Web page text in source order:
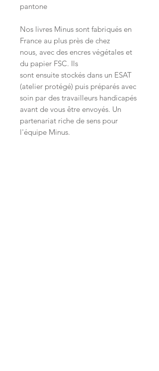
pantone
Nos livres Minus sont fabriqués en
France au plus près de chez
nous, avec des encres végétales et
du papier FSC. Ils
sont ensuite stockés dans un ESAT
(atelier protégé) puis préparés avec
soin par des travailleurs handicapés
avant de vous être envoyés. Un
partenariat riche de sens pour
l'équipe Minus.